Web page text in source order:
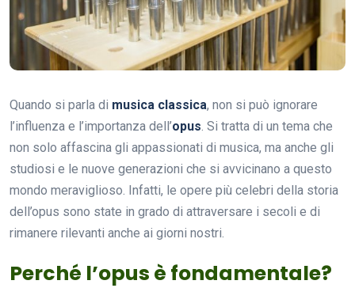
Quando si parla di musica classica, non si può ignorare
l’influenza e l’importanza dell’opus. Si tratta di un tema che
non solo affascina gli appassionati di musica, ma anche gli
studiosi e le nuove generazioni che si avvicinano a questo
mondo meraviglioso. Infatti, le opere più celebri della storia
dell’opus sono state in grado di attraversare i secoli e di
rimanere rilevanti anche ai giorni nostri.
Perché l’opus è fondamentale?